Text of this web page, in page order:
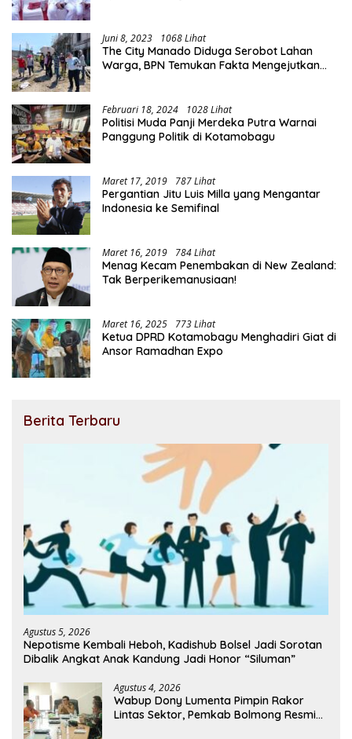
Juni 8, 2023 1068 Lihat
The City Manado Diduga Serobot Lahan
Warga, BPN Temukan Fakta Mengejutkan
Februari 18, 2024 1028 Lihat
Politisi Muda Panji Merdeka Putra Warnai
Panggung Politik di Kotamobagu
Maret 17, 2019 787 Lihat
Pergantian Jitu Luis Milla yang Mengantar
Indonesia ke Semifinal
Maret 16, 2019 784 Lihat
Menag Kecam Penembakan di New Zealand:
Tak Berperikemanusiaan!
Maret 16, 2025 773 Lihat
Ketua DPRD Kotamobagu Menghadiri Giat di
Ansor Ramadhan Expo
Berita Terbaru
Agustus 5, 2026
Nepotisme Kembali Heboh, Kadishub Bolsel Jadi Sorotan
Dibalik Angkat Anak Kandung Jadi Honor “Siluman”
Agustus 4, 2026
Wabup Dony Lumenta Pimpin Rakor
Lintas Sektor, Pemkab Bolmong Resmi